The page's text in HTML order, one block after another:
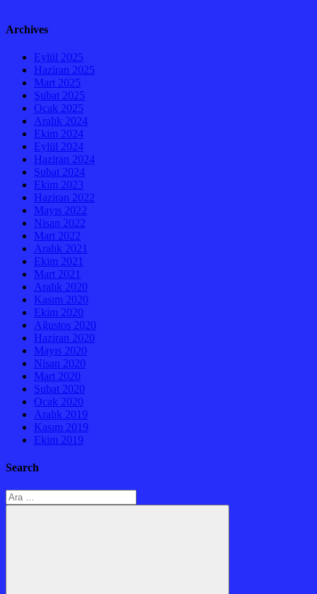
Archives
Eylül 2025
Haziran 2025
Mart 2025
Şubat 2025
Ocak 2025
Aralık 2024
Ekim 2024
Eylül 2024
Haziran 2024
Şubat 2024
Ekim 2023
Haziran 2022
Mayıs 2022
Nisan 2022
Mart 2022
Aralık 2021
Ekim 2021
Mart 2021
Aralık 2020
Kasım 2020
Ekim 2020
Ağustos 2020
Haziran 2020
Mayıs 2020
Nisan 2020
Mart 2020
Şubat 2020
Ocak 2020
Aralık 2019
Kasım 2019
Ekim 2019
Search
Arama: